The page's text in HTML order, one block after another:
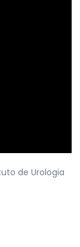
de Urologia